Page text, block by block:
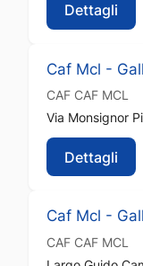
Dettagli
Caf Mcl -
CAF CAF MCL
Via Monsignor
Dettagli
Caf Mcl -
CAF CAF MCL